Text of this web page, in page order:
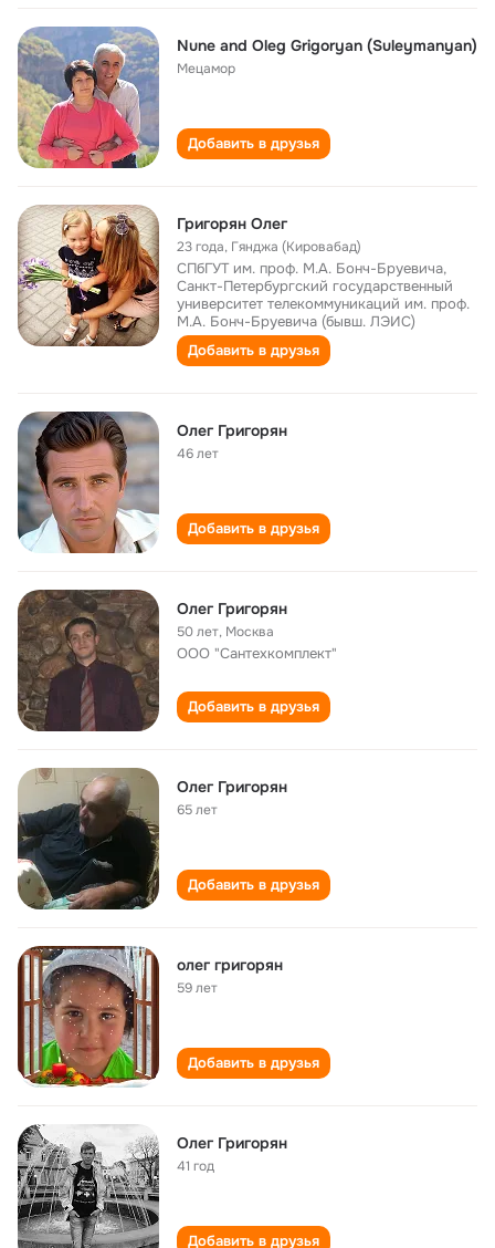
Nune and Oleg Grigoryan (Suleymanyan)
Мецамор
Добавить в друзья
Григорян Олег
23 года, Гянджа (Кировабад)
СПбГУТ им. проф. М.А. Бонч-Бруевича,
Санкт-Петербургский государственный
университет телекоммуникаций им. проф.
М.А. Бонч-Бруевича (бывш. ЛЭИС)
Добавить в друзья
Олег Григорян
46 лет
Добавить в друзья
Олег Григорян
50 лет, Москва
ООО "Сантехкомплект"
Добавить в друзья
Олег Григорян
65 лет
Добавить в друзья
олег григорян
59 лет
Добавить в друзья
Олег Григорян
41 год
Добавить в друзья